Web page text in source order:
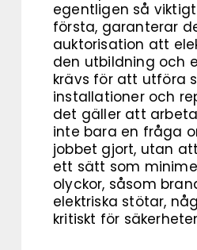
egentligen så
första, garanterar
auktorisation att
den utbildning och
krävs för att utföra
installationer och
det gäller att
inte bara en fråga
jobbet gjort, utan
ett sätt som
olyckor, såsom
elektriska stötar,
kritiskt för